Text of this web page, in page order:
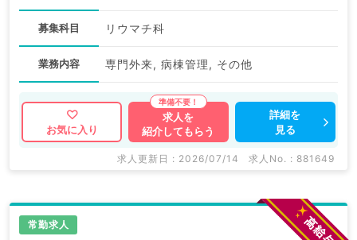
募集科目 リウマチ科
業務内容 専門外来, 病棟管理, その他
お気に入り
求人を
紹介してもらう
詳細を
見る
求人更新日 : 2026/07/14 求人No. : 881649
常勤求人